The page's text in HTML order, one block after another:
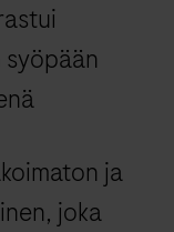
ja
joka